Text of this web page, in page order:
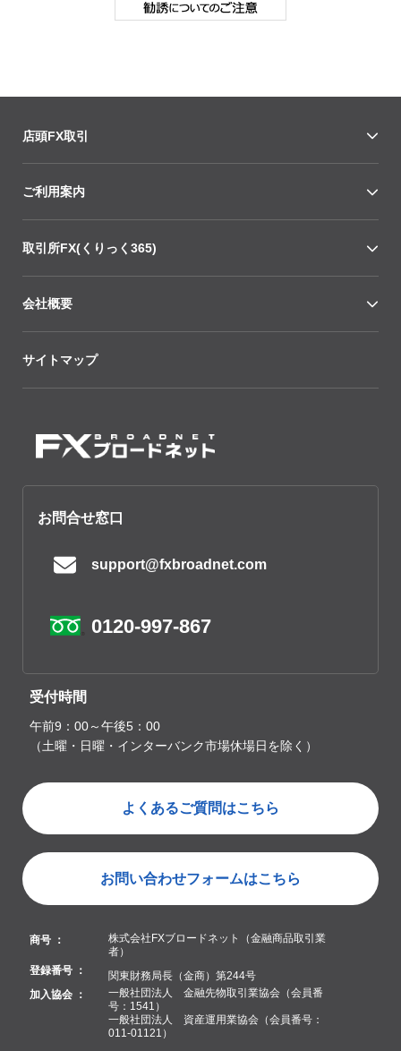
店頭FX取引
ご利用案内
取引所FX(くりっく365)
会社概要
サイトマップ
お問合せ窓口
support@fxbroadnet.com
0120-997-867
受付時間
午前9：00～午後5：00
（土曜・日曜・インターバンク市場休場日を除く）
よくあるご質問はこちら
お問い合わせフォームはこちら
商号 ：
株式会社FXブロードネット（金融商品取引業
者）
登録番号 ：
関東財務局長（金商）第244号
加入協会 ：
一般社団法人 金融先物取引業協会（会員番
号：1541）
一般社団法人 資産運用業協会（会員番号：
011-01121）